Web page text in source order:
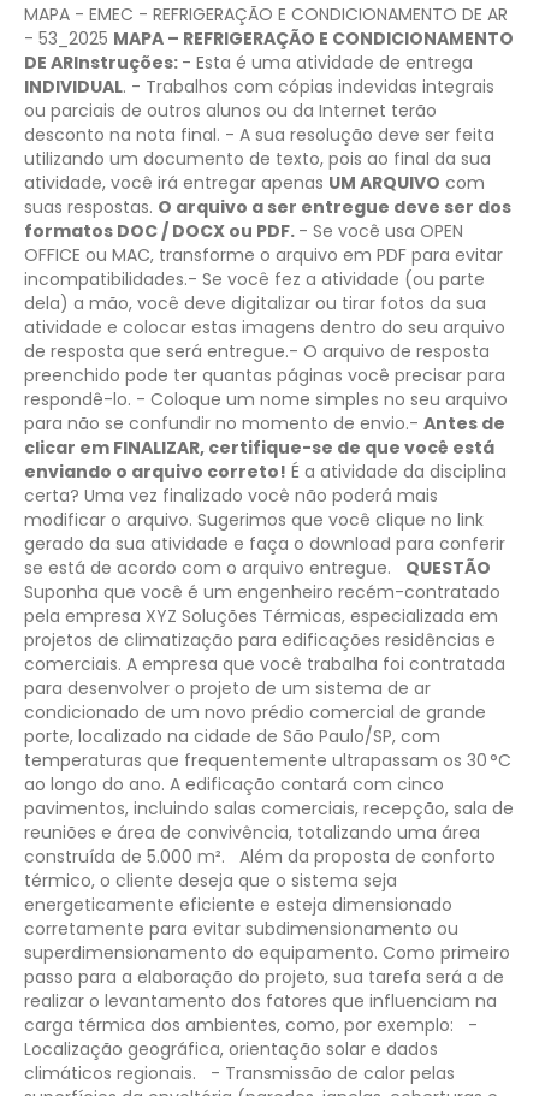
MAPA - EMEC - REFRIGERAÇÃO E CONDICIONAMENTO DE AR
- 53_2025 MAPA – REFRIGERAÇÃO E CONDICIONAMENTO
DE AR​Instruções: - Esta é uma atividade de entrega
INDIVIDUAL. - Trabalhos com cópias indevidas integrais
ou parciais de outros alunos ou da Internet terão
desconto na nota final. - ​A sua resolução deve ser feita
utilizando um documento de texto, pois ao final da sua
atividade, você irá entregar apenas UM ARQUIVO com
suas respostas. O arquivo a ser entregue deve ser dos
formatos DOC / DOCX ou PDF. ​- Se você usa OPEN
OFFICE ou MAC, transforme o arquivo em PDF para evitar
incompatibilidades.​- Se você fez a atividade (ou parte
dela) a mão, você deve digitalizar ou tirar fotos da sua
atividade e colocar estas imagens dentro do seu arquivo
de resposta que será entregue​.​- ​O arquivo de resposta
preenchido pode ter quantas páginas você precisar para
respondê-lo. - Coloque um nome simples no seu arquivo
para não se confundir no momento de envio.​- Antes de
clicar em FINALIZAR, certifique-se de que você está
enviando o arquivo correto! É a atividade da disciplina
certa? Uma vez finalizado você não poderá mais
modificar o arquivo. Sugerimos que você clique no link
gerado da sua atividade e faça o download para conferir
se está de acordo com o arquivo entregue.
QUESTÃO
Suponha que você é um engenheiro recém-contratado
pela empresa XYZ Soluções Térmicas, especializada em
projetos de climatização para edificações residências e
comerciais. A empresa que você trabalha foi contratada
para desenvolver o projeto de um sistema de ar
condicionado de um novo prédio comercial de grande
porte, localizado na cidade de São Paulo/SP, com
temperaturas que frequentemente ultrapassam os 30 °C
ao longo do ano. A edificação contará com cinco
pavimentos, incluindo salas comerciais, recepção, sala de
reuniões e área de convivência, totalizando uma área
construída de 5.000 m².
Além da proposta de conforto
térmico, o cliente deseja que o sistema seja
energeticamente eficiente e esteja dimensionado
corretamente para evitar subdimensionamento ou
superdimensionamento do equipamento. Como primeiro
passo para a elaboração do projeto, sua tarefa será a de
realizar o levantamento dos fatores que influenciam na
carga térmica dos ambientes, como, por exemplo:
-
Localização geográfica, orientação solar e dados
climáticos regionais.
- Transmissão de calor pelas